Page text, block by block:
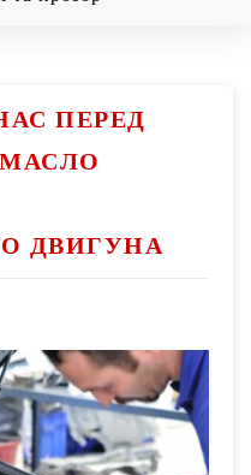
ПЕРЕД
ДВИГУНА